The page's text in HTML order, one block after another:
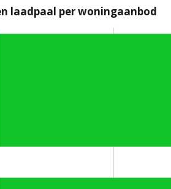
laadpaal per woningaanbod